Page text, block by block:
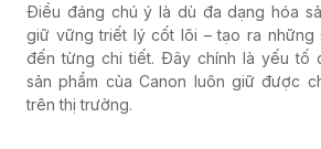
Điều đáng chú ý là dù đa dạng hóa
giữ vững triết lý cốt lõi – tạo ra những
đến từng chi tiết. Đây chính là yếu tố
sản phẩm của Canon luôn giữ được
trên thị trường.